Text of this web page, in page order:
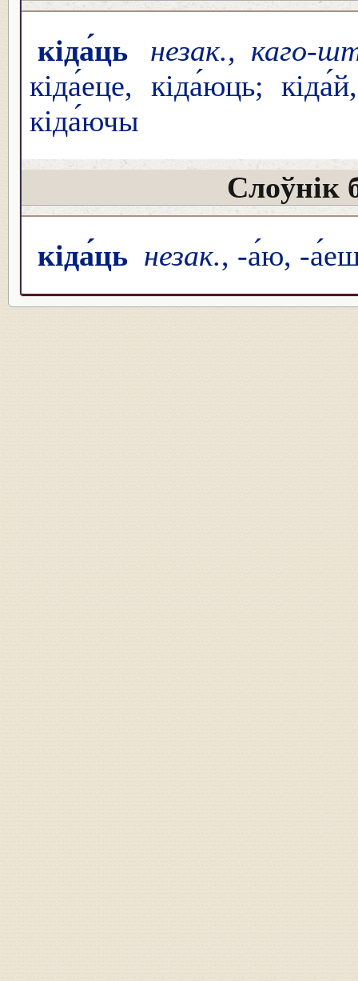
кіда́ць
незак., каго-
кіда́еце, кіда́юць;
кіда́ючы
Слоўнік
кіда́ць незак., -а́ю, -